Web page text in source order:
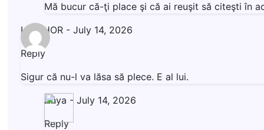
Mă bucur că-ţi place şi că ai reuşit să citeşti în
LIVISHOR - July 14, 2026
Reply
Sigur că nu-l va lăsa să plece. E al lui.
Anya - July 14, 2026
Reply